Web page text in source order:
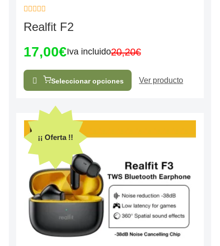
con
5
Realfit F2
20,20€
17,00€Iva incluido
Seleccionar opciones Ver producto
¡¡ Oferta !!